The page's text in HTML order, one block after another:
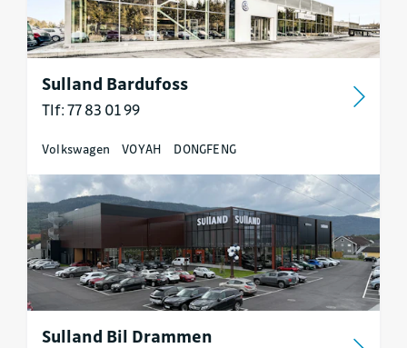
Sulland Bardufoss
Tlf: 77 83 01 99
Volkswagen VOYAH DONGFENG
Sulland Bil Drammen